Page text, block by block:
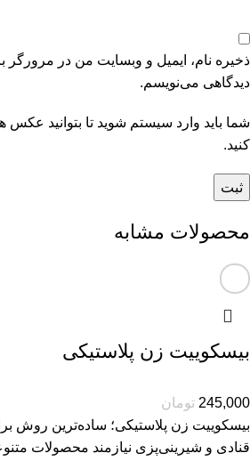
ذخیره نام، ایمیل و وبسایت من در مرورگر
دیدگاهی می‌نویسم.
شما باید وارد سیستم شوید تا بتوانید عکس
کنید.
محصولات مشابه
بیسکوییت زن پلاستیکی
245,000 تومان
بیسکوییت زن پلاستیکی؛ ساده‌ترین روش
قنادی و شیرینی‌پزی نیازمند محصولات